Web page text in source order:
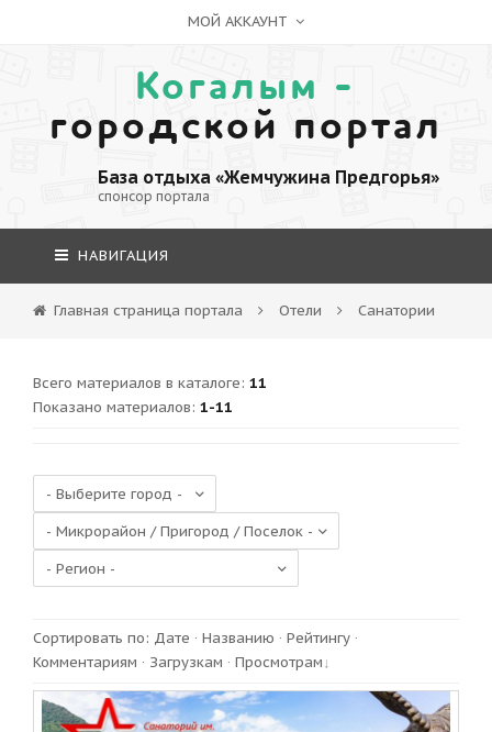
МОЙ АККАУНТ
Когалым -
городской портал
База отдыха «Жемчужина Предгорья»
спонсор портала
НАВИГАЦИЯ
Главная страница портала Отели Санатории
Всего материалов в каталоге: 11
Показано материалов: 1-11
Сортировать по: Дате · Названию · Рейтингу ·
Комментариям · Загрузкам · Просмотрам